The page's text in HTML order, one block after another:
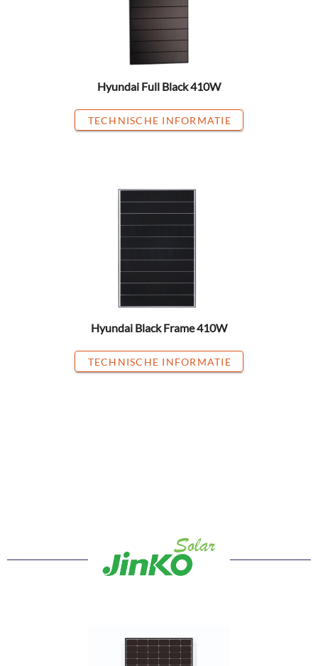
Hyundai Full Black 410W
TECHNISCHE INFORMATIE
Hyundai Black Frame 410W
TECHNISCHE INFORMATIE